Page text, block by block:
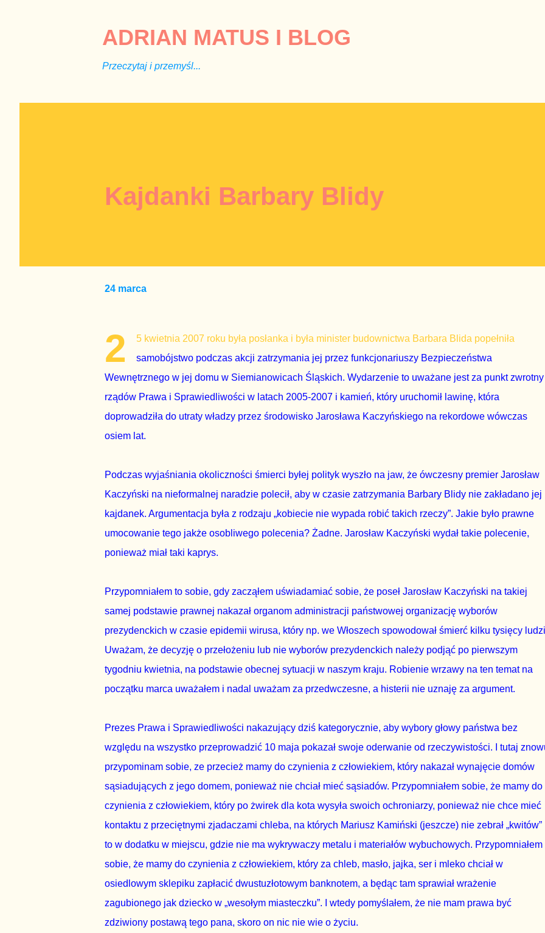
ADRIAN MATUS I BLOG
Przeczytaj i przemyśl...
Kajdanki Barbary Blidy
24 marca
2
5 kwietnia 2007 roku była posłanka i była minister budownictwa Barbara Blida popełniła
samobójstwo podczas akcji zatrzymania jej przez funkcjonariuszy Bezpieczeństwa
Wewnętrznego w jej domu w Siemianowicach Śląskich. Wydarzenie to uważane jest za punkt zwrotny
rządów Prawa i Sprawiedliwości w latach 2005-2007 i kamień, który uruchomił lawinę, która
doprowadziła do utraty władzy przez środowisko Jarosława Kaczyńskiego na rekordowe wówczas
osiem lat.
Podczas wyjaśniania okoliczności śmierci byłej polityk wyszło na jaw, że ówczesny premier Jarosław
Kaczyński na nieformalnej naradzie polecił, aby w czasie zatrzymania Barbary Blidy nie zakładano jej
kajdanek. Argumentacja była z rodzaju „kobiecie nie wypada robić takich rzeczy”. Jakie było prawne
umocowanie tego jakże osobliwego polecenia? Żadne. Jarosław Kaczyński wydał takie polecenie,
ponieważ miał taki kaprys.
Przypomniałem to sobie, gdy zacząłem uświadamiać sobie, że poseł Jarosław Kaczyński na takiej
samej podstawie prawnej nakazał organom administracji państwowej organizację wyborów
prezydenckich w czasie epidemii wirusa, który np. we Włoszech spowodował śmierć kilku tysięcy
Uważam, że decyzję o przełożeniu lub nie wyborów prezydenckich należy podjąć po pierwszym
tygodniu kwietnia, na podstawie obecnej sytuacji w naszym kraju. Robienie wrzawy na ten temat na
początku marca uważałem i nadal uważam za przedwczesne, a histerii nie uznaję za argument.
Prezes Prawa i Sprawiedliwości nakazujący dziś kategorycznie, aby wybory głowy państwa bez
względu na wszystko przeprowadzić 10 maja pokazał swoje oderwanie od rzeczywistości. I tutaj
przypominam sobie, ze przecież mamy do czynienia z człowiekiem, który nakazał wynajęcie domów
sąsiadujących z jego domem, ponieważ nie chciał mieć sąsiadów. Przypomniałem sobie, że mamy do
czynienia z człowiekiem, który po żwirek dla kota wysyła swoich ochroniarzy, ponieważ nie chce mieć
kontaktu z przeciętnymi zjadaczami chleba, na których Mariusz Kamiński (jeszcze) nie zebrał „kwitów”
to w dodatku w miejscu, gdzie nie ma wykrywaczy metalu i materiałów wybuchowych. Przypomniałem
sobie, że mamy do czynienia z człowiekiem, który za chleb, masło, jajka, ser i mleko chciał w
osiedlowym sklepiku zapłacić dwustuzłotowym banknotem, a będąc tam sprawiał wrażenie
zagubionego jak dziecko w „wesołym miasteczku”. I wtedy pomyślałem, że nie mam prawa być
zdziwiony postawą tego pana, skoro on nic nie wie o życiu.